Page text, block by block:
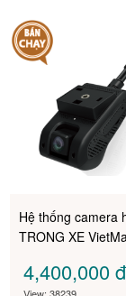
Hệ thống camera
TRONG XE
4,400,000đ